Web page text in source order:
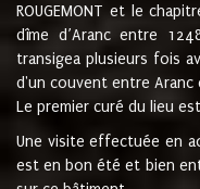
ROUGEMONT et le
dîme d’Aranc entre
transigea plusieurs fois
d'un couvent entre Aranc
Le premier curé du lieu
Une visite effectuée en
est en bon été et bien